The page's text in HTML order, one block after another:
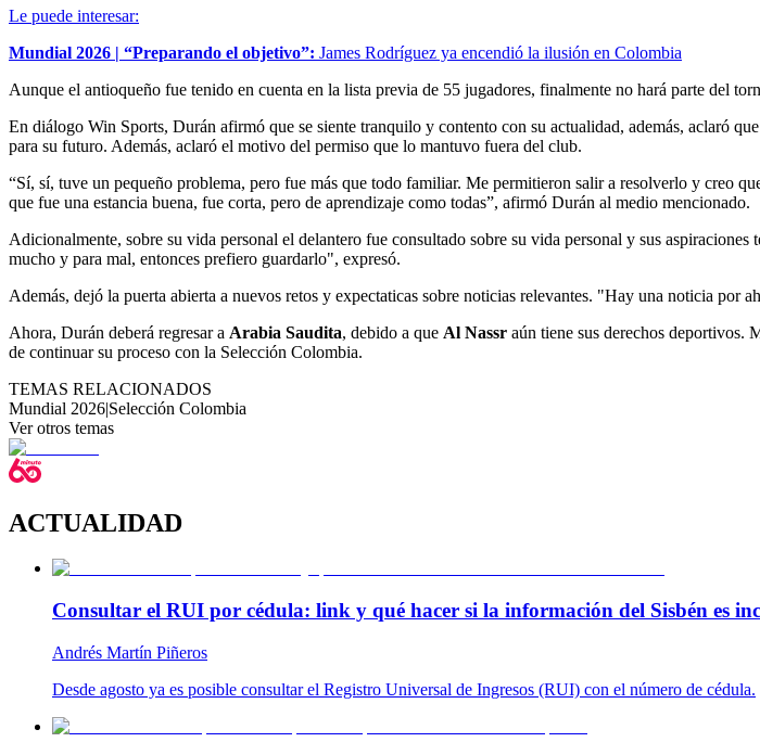
Le puede interesar:
Mundial 2026 | “Preparando el objetivo”: James Rodríguez ya encendió la ilusión en Colombia
Aunque el antioqueño fue tenido en cuenta en la lista previa de 55 jugadores, finalmente no hará parte del
En diálogo Win Sports, Durán afirmó que se siente tranquilo y contento con su actualidad, además, aclaró
para su futuro. Además, aclaró el motivo del permiso que lo mantuvo fuera del club.
“Sí, sí, tuve un pequeño problema, pero fue más que todo familiar. Me permitieron salir a resolverlo y creo
que fue una estancia buena, fue corta, pero de aprendizaje como todas”, afirmó Durán al medio mencionado.
Adicionalmente, sobre su vida personal el delantero fue consultado sobre su vida personal y sus
mucho y para mal, entonces prefiero guardarlo", expresó.
Además, dejó la puerta abierta a nuevos retos y expectaticas sobre noticias relevantes. "Hay una noticia por
Ahora, Durán deberá regresar a Arabia Saudita, debido a que Al Nassr aún tiene sus derechos deportivos.
de continuar su proceso con la Selección Colombia.
TEMAS RELACIONADOS
Mundial 2026|Selección Colombia
Ver otros temas
ACTUALIDAD
Consultar el RUI por cédula: link y qué hacer si la información del Sisbén es
Andrés Martín Piñeros
Desde agosto ya es posible consultar el Registro Universal de Ingresos (RUI) con el número de cédula.